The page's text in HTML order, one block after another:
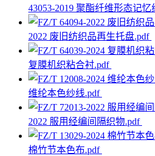
43053-2019 聚酯纤维形态记忆
2022 废旧纺织品再生托盘.pdf
复膜机织粘合衬.pdf
维纶本色纱线.pdf
2022 服用经编间隔织物.pdf
棉竹节本色布.pdf